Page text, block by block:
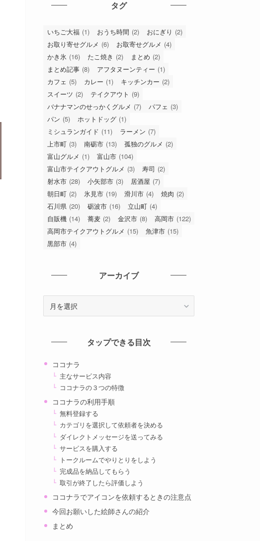
タグ
いちご大福 (1) おうち時間 (2) おにぎり (2)
お取り寄せグルメ (6) お取寄せグルメ (4)
かき氷 (16) たこ焼き (2) まとめ (2)
まとめ記事 (8) アフタヌーンティー (1)
カフェ (5) カレー (1) キッチンカー (2)
スイーツ (2) テイクアウト (9)
バナナマンのせっかくグルメ (7) パフェ (3)
パン (5) ホットドッグ (1)
ミシュランガイド (11) ラーメン (7)
上市町 (3) 南砺市 (13) 孤独のグルメ (2)
富山グルメ (1) 富山市 (104)
富山市テイクアウトグルメ (3) 寿司 (2)
射水市 (28) 小矢部市 (3) 居酒屋 (7)
朝日町 (2) 氷見市 (19) 滑川市 (4) 焼肉 (2)
石川県 (20) 砺波市 (16) 立山町 (4)
自販機 (14) 蕎麦 (2) 金沢市 (8) 高岡市 (122)
高岡市テイクアウトグルメ (15) 魚津市 (15)
黒部市 (4)
アーカイブ
タップできる目次
ココナラ
主なサービス内容
ココナラの３つの特徴
ココナラの利用手順
無料登録する
カテゴリを選択して依頼者を決める
ダイレクトメッセージを送ってみる
サービスを購入する
トークルームでやりとりをしよう
完成品を納品してもらう
取引が終了したら評価しよう
ココナラでアイコンを依頼するときの注意点
今回お願いした絵師さんの紹介
まとめ